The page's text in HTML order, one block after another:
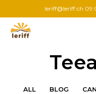
leriff@leriff.ch
ALL BLOG